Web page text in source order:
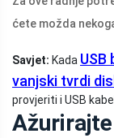
ćete možda
Savjet: Kada USB
vanjski tvrdi
provjeriti i USB
Ažurirajte